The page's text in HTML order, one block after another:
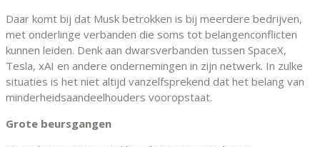
Daar komt bij dat Musk betrokken is bij meerdere bedrijven,
met onderlinge verbanden die soms tot belangenconflicten
kunnen leiden. Denk aan dwarsverbanden tussen SpaceX,
Tesla, xAI en andere ondernemingen in zijn netwerk. In zulke
situaties is het niet altijd vanzelfsprekend dat het belang van
minderheidsaandeelhouders vooropstaat.
Grote beursgangen